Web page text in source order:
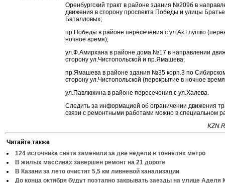
Оренбургский тракт в районе здания №209б в
движения в сторону проспекта Победы и улицы
Баталловых;
пр.Победы в районе пересечения с ул.Ак.Глушко
ночное время);
ул.Ф.Амирхана в районе дома №17 в направлении
сторону ул.Чистопольской и пр.Ямашева;
пр.Ямашева в районе здания №35 корп.3 по
сторону ул.Чистопольской (перекрытие в ночное
ул.Павлюхина в районе пересечения с ул.Халева.
Следить за информацией об ограничении движения
связи с ремонтными работами можно в специальном
Читайте также
124 источника света заменили за две недели в тоннелях метро
В жилых массивах завершен ремонт на 21 дороге
В Казани за лето очистят 5,5 км ливневой канализации
До конца октября будут поэтапно закрывать заезды на улице Аделя